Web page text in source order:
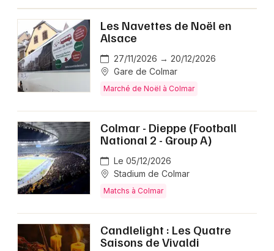
Les Navettes de Noël en
Alsace
27/11/2026 → 20/12/2026
Gare de Colmar
Marché de Noël à Colmar
Colmar - Dieppe (Football
National 2 - Group A)
Le 05/12/2026
Stadium de Colmar
Matchs à Colmar
Candlelight : Les Quatre
Saisons de Vivaldi